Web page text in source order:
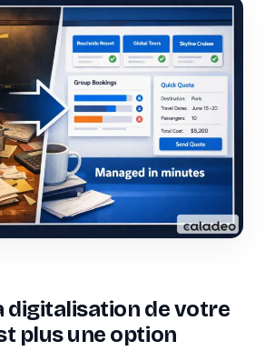
digitalisation de votre
plus une option